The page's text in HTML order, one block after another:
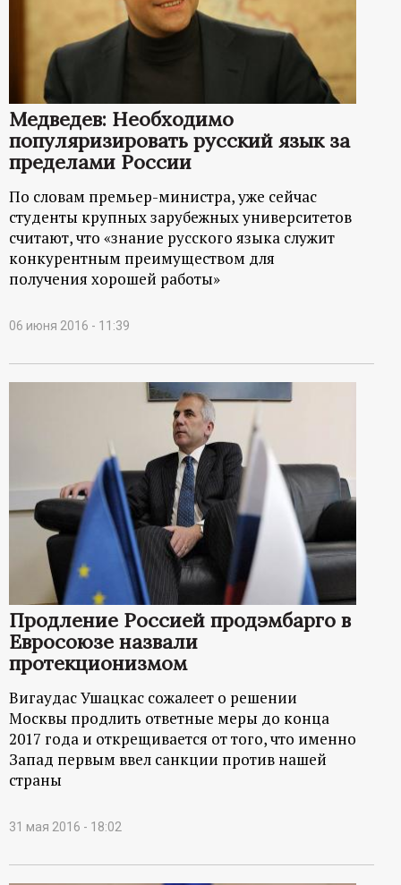
Медведев: Необходимо
популяризировать русский язык за
пределами России
По словам премьер-министра, уже сейчас
студенты крупных зарубежных университетов
считают, что «знание русского языка служит
конкурентным преимуществом для
получения хорошей работы»
06 июня 2016 - 11:39
Продление Россией продэмбарго в
Евросоюзе назвали
протекционизмом
Вигаудас Ушацкас сожалеет о решении
Москвы продлить ответные меры до конца
2017 года и открещивается от того, что именно
Запад первым ввел санкции против нашей
страны
31 мая 2016 - 18:02